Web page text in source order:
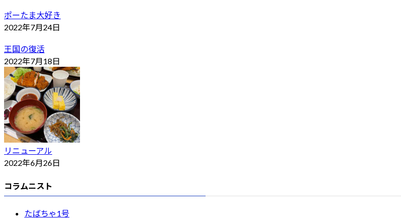
ポーたま大好き
2022年7月24日
王国の復活
2022年7月18日
リニューアル
2022年6月26日
コラムニスト
たばちゃ1号